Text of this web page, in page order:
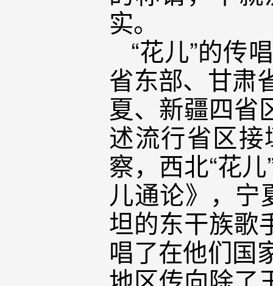
实。
“花儿”的传
省东部、甘肃
夏、新疆四省
述流行省区
察，西北“花
儿通论》，宁
坦的东干族歌
唱了在他们国